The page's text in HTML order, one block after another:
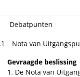
Debatpunten
Nota van
Gevraagde beslissing
1. De Nota van